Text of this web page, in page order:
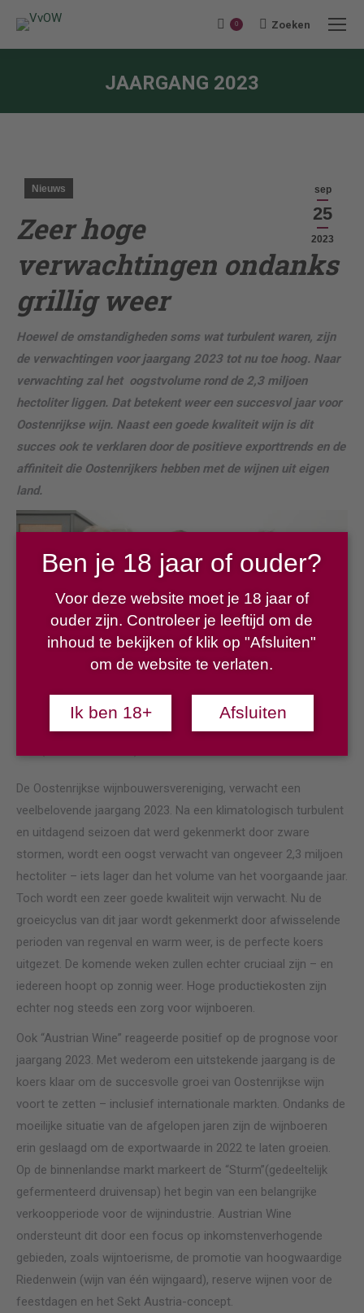
0 Search:
Zoeken
JAARGANG 2023
sep
25
2023
Nieuws
Zeer hoge
verwachtingen ondanks
grillig weer
Hoewel de omstandigheden soms wat turbulent waren, zijn
de verwachtingen voor jaargang 2023 tot nu toe hoog. Naar
verwachting zal het oogstvolume rond de 2,3 miljoen
hectoliter liggen. Dat betekent weer een succesvol jaar voor
Oostenrijkse wijn. Naast een goede kwaliteit wijn is dit
succes ook te verklaren door de positieve exporttrends en de
affiniteit die Oostenrijkers hebben met de wijnen uit eigen
land.
© Landwirtschaftskammer Österreich / Kraml
De Oostenrijkse wijnbouwersvereniging, verwacht een
veelbelovende jaargang 2023. Na een klimatologisch turbulent
en uitdagend seizoen dat werd gekenmerkt door zware
stormen, wordt een oogst verwacht van ongeveer 2,3 miljoen
hectoliter – iets lager dan het volume van het voorgaande jaar.
Toch wordt een zeer goede kwaliteit wijn verwacht. Nu de
groeicyclus van dit jaar wordt gekenmerkt door afwisselende
perioden van regenval en warm weer, is de perfecte koers
uitgezet. De komende weken zullen echter cruciaal zijn – en
iedereen hoopt op zonnig weer. Hoge productiekosten zijn
echter nog steeds een zorg voor wijnboeren.
Ook “Austrian Wine” reageerde positief op de prognose voor
jaargang 2023. Met wederom een uitstekende jaargang is de
koers klaar om de succesvolle groei van Oostenrijkse wijn
voort te zetten – inclusief internationale markten. Ondanks de
moeilijke situatie van de afgelopen jaren zijn de wijnboeren
erin geslaagd om de exportwaarde in 2022 te laten groeien.
Op de binnenlandse markt markeert de “Sturm”(gedeeltelijk
gefermenteerd druivensap) het begin van een belangrijke
verkoopperiode voor de wijnindustrie. Austrian Wine
ondersteunt dit door een focus op inkomstenverhogende
gebieden, zoals wijntoerisme, de promotie van hoogwaardige
Riedenwein (wijn van één wijngaard), reserve wijnen voor de
feestdagen en het Sekt Austria-concept.
Ben je 18 jaar of ouder?
Voor deze website moet je 18 jaar of
ouder zijn. Controleer je leeftijd om de
inhoud te bekijken of klik op "Afsluiten"
om de website te verlaten.
Ik ben 18+ Afsluiten